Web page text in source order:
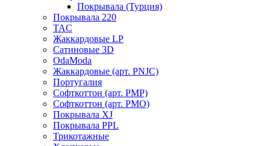
Покрывала (Турция)
Покрывала 220
TAC
Жаккардовые LP
Сатиновые 3D
OdaModa
Жаккардовые (арт. PNJC)
Португалия
Софткоттон (арт. PMP)
Софткоттон (арт. PMO)
Покрывала XJ
Покрывала PPL
Трикотажные